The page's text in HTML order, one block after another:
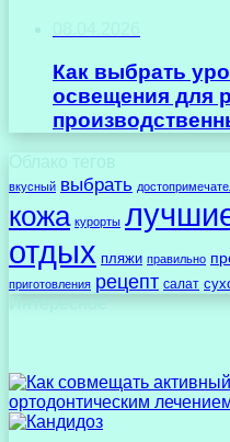
Как выбрать
освещения для
Облако тегов
вкусный выбрать
кожа курорты
отдых пляжи правильно
приготовления рецепт салат